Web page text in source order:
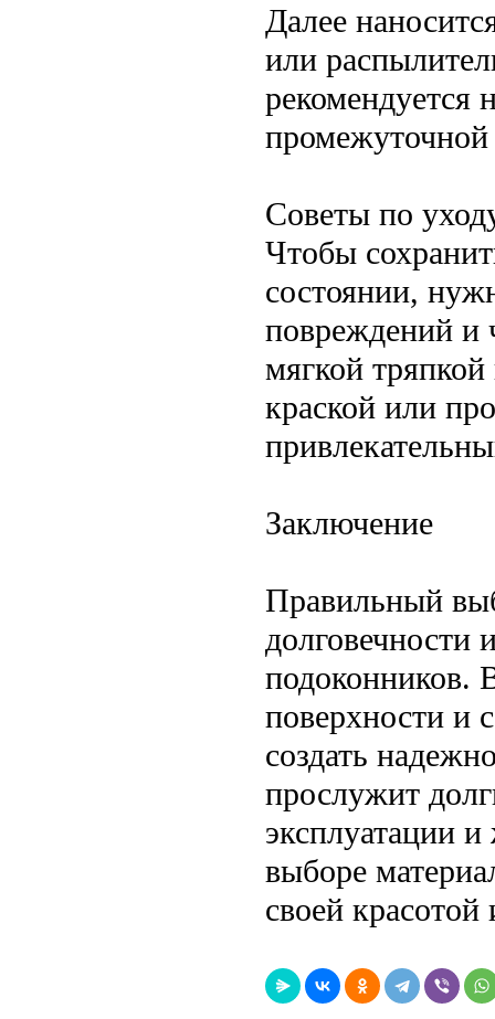
Далее
или
рекомендуется
Советы по
Чтобы
состоянии,
повреждений и
мягкой
краской или
Заключение
Правильный
долговечности
подоконников.
поверхности и
создать
прослужит
эксплуатации
выборе
своей